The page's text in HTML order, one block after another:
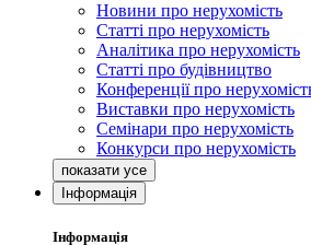
Новини про нерухомість
Статті про нерухомість
Аналітика про нерухомість
Статті про будівництво
Конференції про
Виставки про нерухомість
Семінари про нерухомість
Конкурси про нерухомість
Інформація
Інформація